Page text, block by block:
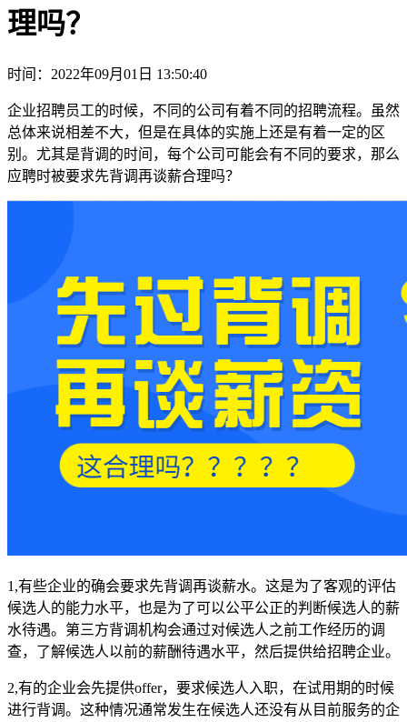
理吗？
时间：2022年09月01日 13:50:40
企业招聘员工的时候，不同的公司有着不同的招聘流程。虽然
总体来说相差不大，但是在具体的实施上还是有着一定的区
别。尤其是背调的时间，每个公司可能会有不同的要求，那么
应聘时被要求先背调再谈薪合理吗？
1,有些企业的确会要求先背调再谈薪水。这是为了客观的评估
候选人的能力水平，也是为了可以公平公正的判断候选人的薪
水待遇。第三方背调机构会通过对候选人之前工作经历的调
查，了解候选人以前的薪酬待遇水平，然后提供给招聘企业。
2,有的企业会先提供offer，要求候选人入职，在试用期的时候
进行背调。这种情况通常发生在候选人还没有从目前服务的企